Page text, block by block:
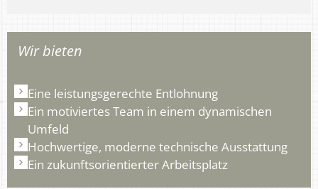
Wir bieten
Eine leistungsgerechte Entlohnung
Ein motiviertes Team in einem dynamischen
Umfeld
Hochwertige, moderne technische Ausstattung
Ein zukunftsorientierter Arbeitsplatz